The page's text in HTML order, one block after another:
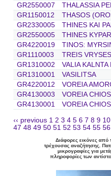
GR2550007
THALASSIA
GR1150012
THASOS
GR2330005
THINES KAI
GR2550005
THINES
GR4220019
TINOS:
GR1110003
TREIS VRYSES
GR1310002
VALIA
GR1310001
VASILITSA
GR4220012
VOREIA
GR4130003
VOREIA CHIOS
GR4130001
VOREIA
‹‹ previous 1 2 3 4 5 6 7 8 9 10
47 48 49 50 51 52 53 54 55 56
Διάφορες εικόνες από
τρέχουσας αναζήτησης.
μικρογραφίες για
πληροφορίες των